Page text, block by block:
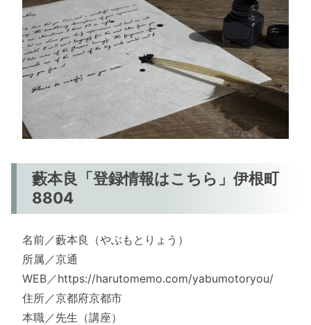
藪本良「登録情報はこちら」伊根町
8804
名前／藪本良（やぶもとりょう）
所属／京通
WEB／https://harutomemo.com/yabumotoryou/
住所／京都府京都市
本職／先生（講座）